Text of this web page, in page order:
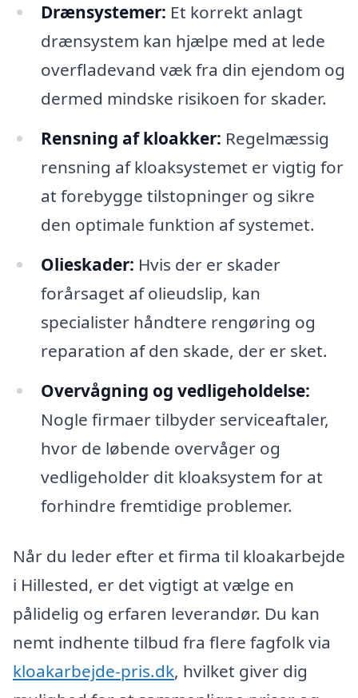
Drænsystemer: Et korrekt anlagt
drænsystem kan hjælpe med at lede
overfladevand væk fra din ejendom og
dermed mindske risikoen for skader.
Rensning af kloakker: Regelmæssig
rensning af kloaksystemet er vigtig for
at forebygge tilstopninger og sikre
den optimale funktion af systemet.
Olieskader: Hvis der er skader
forårsaget af olieudslip, kan
specialister håndtere rengøring og
reparation af den skade, der er sket.
Overvågning og vedligeholdelse:
Nogle firmaer tilbyder serviceaftaler,
hvor de løbende overvåger og
vedligeholder dit kloaksystem for at
forhindre fremtidige problemer.
Når du leder efter et firma til kloakarbejde
i Hillested, er det vigtigt at vælge en
pålidelig og erfaren leverandør. Du kan
nemt indhente tilbud fra flere fagfolk via
kloakarbejde-pris.dk, hvilket giver dig